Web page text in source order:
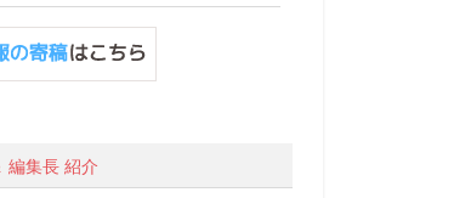
編集長 紹介